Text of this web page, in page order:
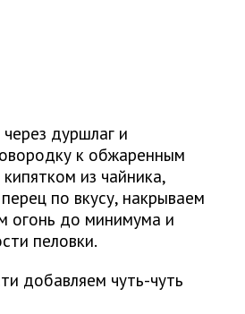
дуршлаг и
к обжаренным
из чайника,
по вкусу, накрываем
огонь до минимума и
пеловки.
добавляем чуть-чуть